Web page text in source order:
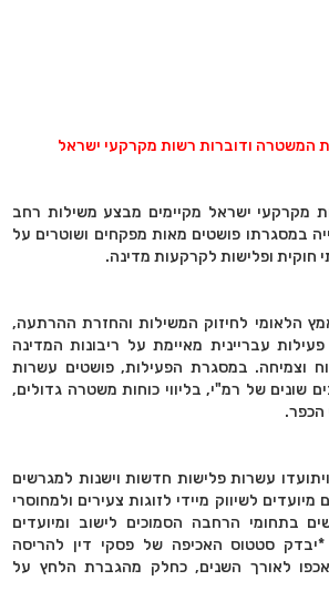
המשטרה ודוברות רשות מקרקעי ישראל
מקרקעי ישראל מקיימים מבצע משילות רחב
במסגרתו פושטים מאות מפקחים ושוטרים על
חוקית ופלישות לקרקעות מדינה.
הלאומי לחיזוק המשילות והחזרת ההרתעה,
עבריינית מאיימת על ריבונות המדינה
וצמיחה. במסגרת הפעילות, פושטים עשרות
של רמ"י, בליווי כוחות משטרה גדולים,
עשרות פלישות חדשות וישנות למגרשים
לשיווק מיידי לזוגות צעירים ולמחוסרי
בתחומי הרחבה הסמוכים לישוב ומיועדים
סטטוס האכיפה של פסקי דין להריסה
לאורך השנים, כחלק מהגברת הלחץ על